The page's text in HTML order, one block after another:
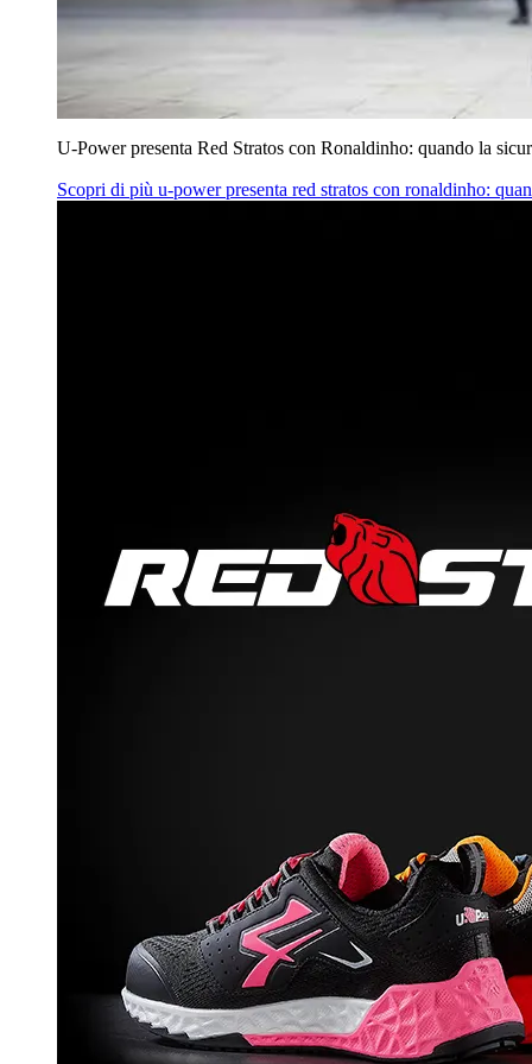
U‑Power presenta Red Stratos con Ronaldinho: quando la
Scopri di più u‑power presenta red stratos con ronaldinho: